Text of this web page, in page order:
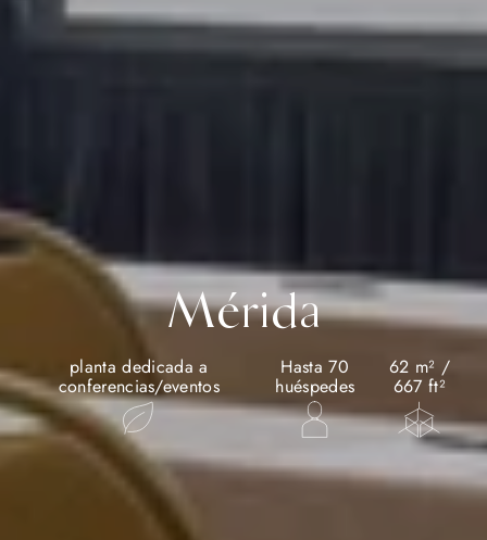
Mérida
planta dedicada a
conferencias/eventos
Hasta 70
huéspedes
62 m² /
667 ft²